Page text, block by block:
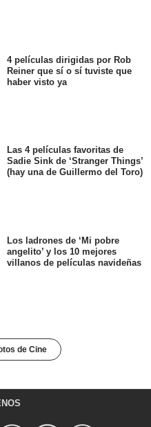
4 películas dirigidas por Rob
Reiner que sí o sí tuviste que
haber visto ya
Las 4 películas favoritas de
Sadie Sink de ‘Stranger Things’
(hay una de Guillermo del Toro)
Los ladrones de ‘Mi pobre
angelito’ y los 10 mejores
villanos de películas navideñas
de Cine